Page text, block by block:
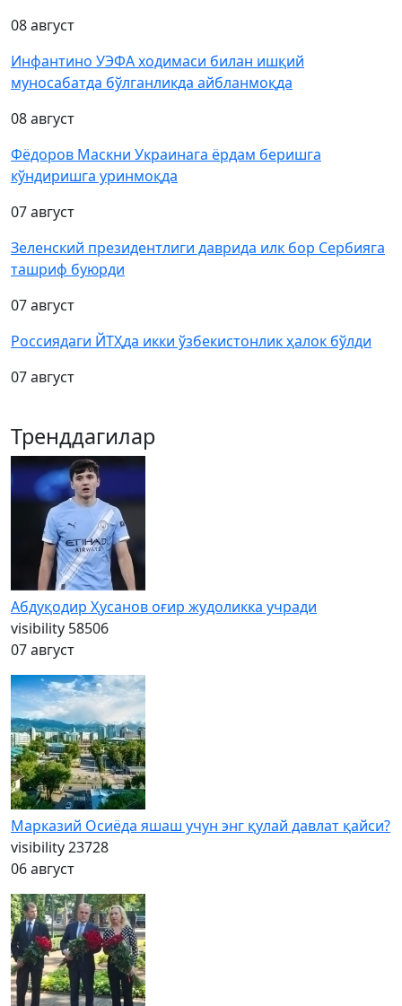
08 август
Инфантино УЭФА ходимаси билан ишқий
муносабатда бўлганликда айбланмоқда
08 август
Фёдоров Маскни Украинага ёрдам беришга
кўндиришга уринмоқда
07 август
Зеленский президентлиги даврида илк бор Сербияга
ташриф буюрди
07 август
Россиядаги ЙТҲда икки ўзбекистонлик ҳалок бўлди
07 август
Тренддагилар
Абдуқодир Ҳусанов оғир жудоликка учради
visibility 58506
07 август
Марказий Осиёда яшаш учун энг қулай давлат қайси?
visibility23728
06 август